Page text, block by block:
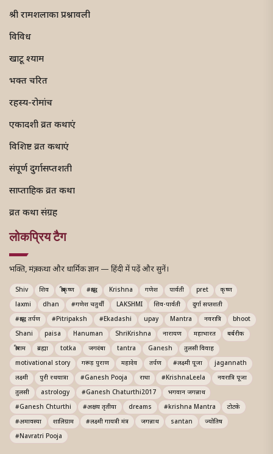
श्री रामशलाका प्रश्नावली
विविध
खाटू श्याम
भक्त चरित
रहस्य-रोमांच
एकादशी व्रत कथाएं
विशिष्ट व्रत कथाएं
संपूर्ण दुर्गासप्तशती
साप्ताहिक व्रत कथा
व्रत कथा संग्रह
लोकप्रिय टैग
भक्ति, मंत्र, कथा और धार्मिक ज्ञान — हिंदी में पढ़ें और सुनें।
Shiv शिव श्रीकृष्ण #श्राद्ध Krishna गणेश पार्वती pret
कृष्ण
laxmi
dhan #गणेश चतुर्थी LAKSHMI शिव-पार्वती
दुर्गा सप्तशती
#श्राद्ध तर्पण
#Pitripaksh #Ekadashi upay Mantra नवरात्रि
bhoot
Shani
paisa Hanuman ShriKrishna नारायण महाभारत
बर्बरीक
श्रीराम
ब्रह्मा totka जगदंबा tantra Ganesh
तुलसी विवाह
motivational story
गरूड़ पुराण महादेव तर्पण #लक्ष्मी पूजा
jagannath
लक्ष्मी
पुरी रथयात्रा #Ganesh Pooja राधा #KrishnaLeela
नवरात्रि पूजा
तुलसी
astrology #Ganesh Chaturthi2017
भगवान जगन्नाथ
#Ganesh Chturthi
#अक्षय तृतीया dreams #krishna Mantra
टोटके
#अमावस्या
शालिग्राम #लक्ष्मी गायत्री मंत्र जगन्नाथ santan
ज्योतिष
#Navratri Pooja